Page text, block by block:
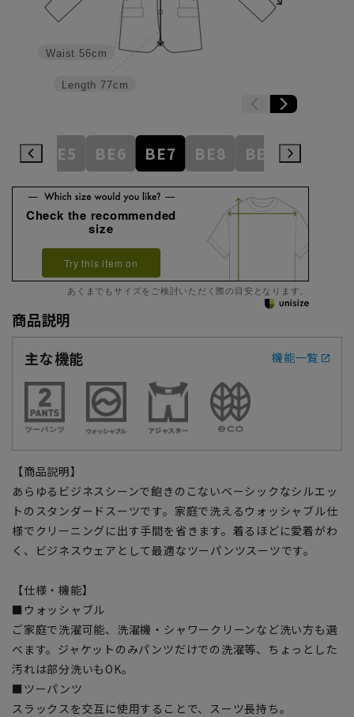
Length 77cm
Waist 56cm
BE5 BE6 BE7 BE8 BE9 BE10
Check the recommended
size
Try this item on
あくまでもサイズをご検討いただく際の目安となります。
商品説明
主な機能
機能一覧
【商品説明】
あらゆるビジネスシーンで飽きのこないベーシックなシルエッ
トのスタンダードスーツです。家庭で洗えるウォッシャブル仕
様でクリーニングに出す手間を省きます。着るほどに愛着がわ
く、ビジネスウェアとして最適なツーパンツスーツです。
【仕様・機能】
■ウォッシャブル
ご家庭で洗濯可能、洗濯機・シャワークリーンなど洗い方も選
べます。ジャケットのみパンツだけでの洗濯等、ちょっとした
汚れは部分洗いもOK。
■ツーパンツ
スラックスを交互に使用することで、スーツ長持ち。